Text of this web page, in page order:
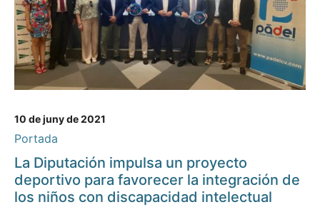
10 de juny de 2021
Portada
La Diputación impulsa un proyecto
deportivo para favorecer la integración de
los niños con discapacidad intelectual